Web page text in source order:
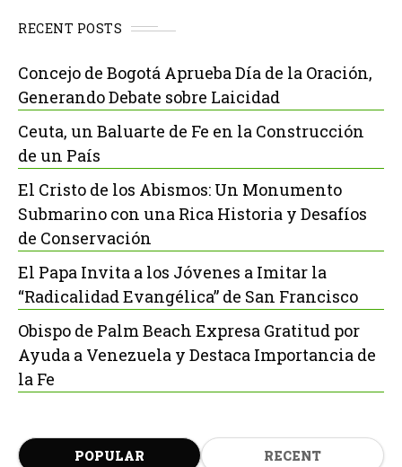
RECENT POSTS
Concejo de Bogotá Aprueba Día de la Oración,
Generando Debate sobre Laicidad
Ceuta, un Baluarte de Fe en la Construcción
de un País
El Cristo de los Abismos: Un Monumento
Submarino con una Rica Historia y Desafíos
de Conservación
El Papa Invita a los Jóvenes a Imitar la
“Radicalidad Evangélica” de San Francisco
Obispo de Palm Beach Expresa Gratitud por
Ayuda a Venezuela y Destaca Importancia de
la Fe
POPULAR RECENT